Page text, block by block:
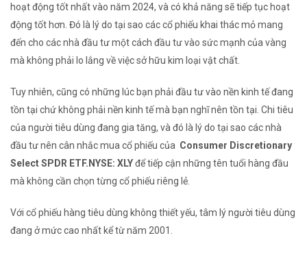
hoạt động tốt nhất vào năm 2024, và có khả năng sẽ tiếp tục hoạt
động tốt hơn. Đó là lý do tại sao các cổ phiếu khai thác mỏ mang
đến cho các nhà đầu tư một cách đầu tư vào sức mạnh của vàng
mà không phải lo lắng về việc sở hữu kim loại vật chất.
Tuy nhiên, cũng có những lúc bạn phải đầu tư vào nền kinh tế đang
tồn tại chứ không phải nền kinh tế mà bạn nghĩ nên tồn tại. Chi tiêu
của người tiêu dùng đang gia tăng, và đó là lý do tại sao các nhà
đầu tư nên cân nhắc mua cổ phiếu của Consumer Discretionary
Select SPDR ETF. NYSE: XLYđể tiếp cận những tên tuổi hàng đầu
mà không cần chọn từng cổ phiếu riêng lẻ.
Với cổ phiếu hàng tiêu dùng không thiết yếu, tâm lý người tiêu dùng
đang ở mức cao nhất kể từ năm 2001.